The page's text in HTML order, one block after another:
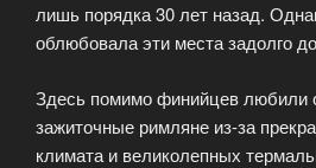
лишь порядка 30 лет назад.
облюбовала эти места задолго
Здесь помимо финийцев любили
зажиточные римляне из-за
климата и великолепных